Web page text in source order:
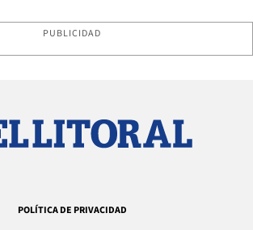
PUBLICIDAD
POLÍTICA DE PRIVACIDAD